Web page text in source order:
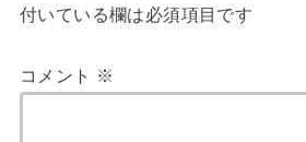
付いている欄は必須項目です
コメント ※